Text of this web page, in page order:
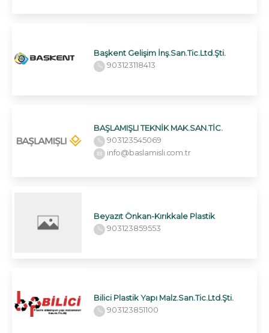
Başkent Gelişim İnş.San.Tic.Ltd.Şti.
903123118413
BAŞLAMIŞLI TEKNİK MAK.SAN.TİC.
903123545069
info@baslamisli.com.tr
Beyazıt Önkan-Kırıkkale Plastik
903123859553
Bilici Plastik Yapı Malz.San.Tic.Ltd.Şti.
903123851100